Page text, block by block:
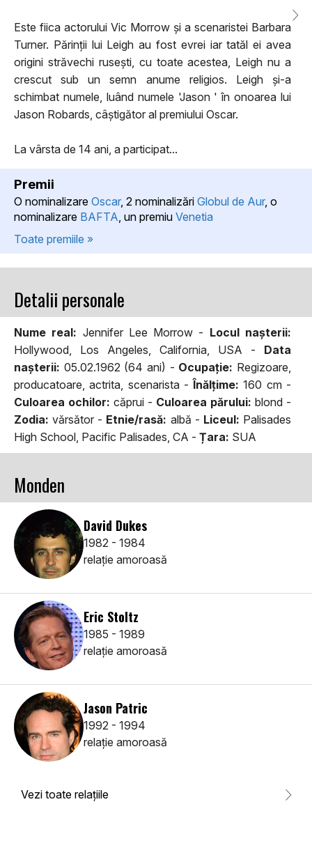
Este fiica actorului Vic Morrow și a scenaristei Barbara
Turner. Părinții lui Leigh au fost evrei iar tatăl ei avea
origini străvechi rusești, cu toate acestea, Leigh nu a
crescut sub un semn anume religios. Leigh și-a
schimbat numele, luând numele 'Jason ' în onoarea lui
Jason Robards, câștigător al premiului Oscar.
La vârsta de 14 ani, a participat...
Premii
O nominalizare Oscar, 2 nominalizări Globul de Aur, o
nominalizare BAFTA , un premiu Venetia
Toate premiile »
Detalii personale
Nume real: Jennifer Lee Morrow - Locul naşterii:
Hollywood, Los Angeles, California, USA - Data
naşterii: 05.02.1962 (64 ani) - Ocupaţie: Regizoare,
producatoare, actrita, scenarista -Înălţime: 160 cm -
Culoarea ochilor: căprui - Culoarea părului: blond -
Zodia: vărsător - Etnie/rasă: albă - Liceul: Palisades
High School, Pacific Palisades, CA - Țara: SUA
Monden
David Dukes
1982 - 1984
relaţie amoroasă
Eric Stoltz
1985 - 1989
relaţie amoroasă
Jason Patric
1992 - 1994
relaţie amoroasă
Vezi toate relaţiile